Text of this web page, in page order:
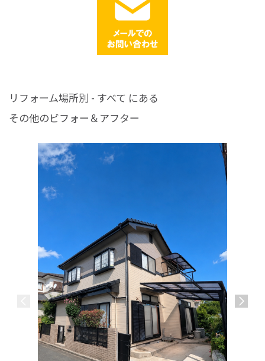
リフォーム場所別 - すべて にある
その他のビフォー＆アフター